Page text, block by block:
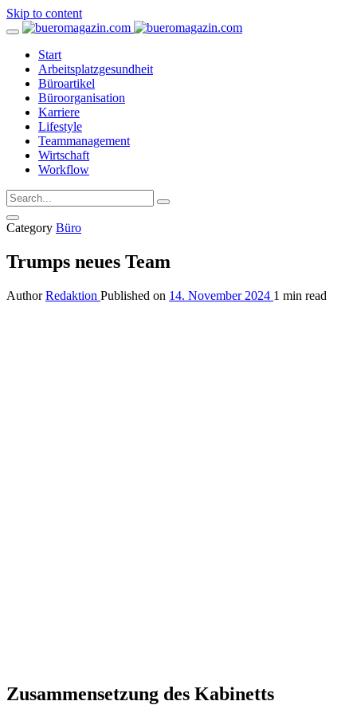
Skip to content
Start
Arbeitsplatzgesundheit
Büroartikel
Büroorganisation
Karriere
Lifestyle
Teammanagement
Wirtschaft
Workflow
Category Büro
Trumps neues Team
Author Redaktion Published on 14. November 2024 1 min read
Zusammensetzung des Kabinetts